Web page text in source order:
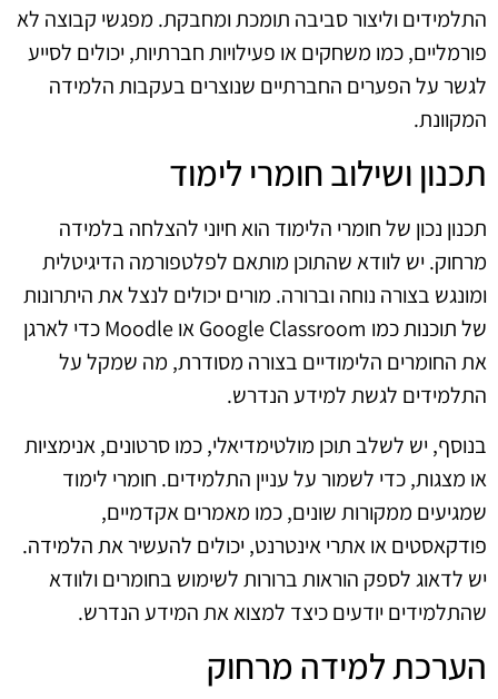
התלמידים וליצור סביבה תומכת ומחבקת. מפגשי קבוצה לא
פורמליים, כמו משחקים או פעילויות חברתיות, יכולים לסייע
לגשר על הפערים החברתיים שנוצרים בעקבות הלמידה
המקוונת.
תכנון ושילוב חומרי לימוד
תכנון נכון של חומרי הלימוד הוא חיוני להצלחה בלמידה
מרחוק. יש לוודא שהתוכן מותאם לפלטפורמה הדיגיטלית
ומונגש בצורה נוחה וברורה. מורים יכולים לנצל את היתרונות
של תוכנות כמו Google Classroom או Moodle כדי לארגן
את החומרים הלימודיים בצורה מסודרת, מה שמקל על
התלמידים לגשת למידע הנדרש.
בנוסף, יש לשלב תוכן מולטימדיאלי, כמו סרטונים, אנימציות
או מצגות, כדי לשמור על עניין התלמידים. חומרי לימוד
שמגיעים ממקורות שונים, כמו מאמרים אקדמיים,
פודקאסטים או אתרי אינטרנט, יכולים להעשיר את הלמידה.
יש לדאוג לספק הוראות ברורות לשימוש בחומרים ולוודא
שהתלמידים יודעים כיצד למצוא את המידע הנדרש.
הערכת למידה מרחוק